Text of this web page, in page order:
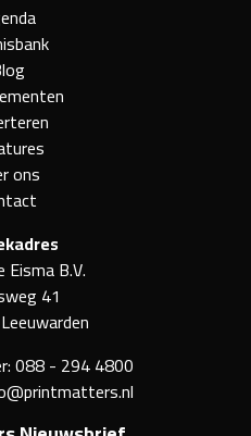
ons
Eisma B.V.
41
088 - 294 4800